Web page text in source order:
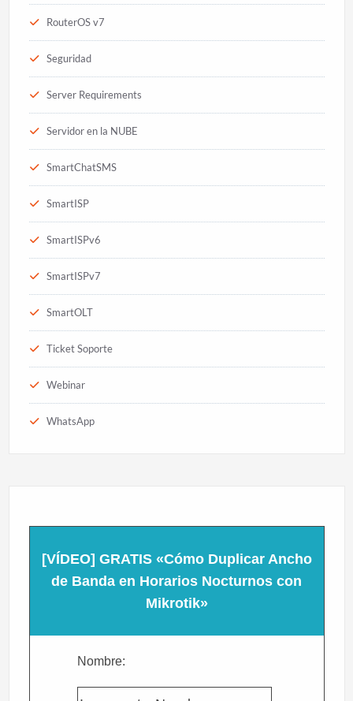
RouterOS v7
Seguridad
Server Requirements
Servidor en la NUBE
SmartChatSMS
SmartISP
SmartISPv6
SmartISPv7
SmartOLT
Ticket Soporte
Webinar
WhatsApp
[VÍDEO] GRATIS «Cómo Duplicar Ancho
de Banda en Horarios Nocturnos con
Mikrotik»
Nombre: